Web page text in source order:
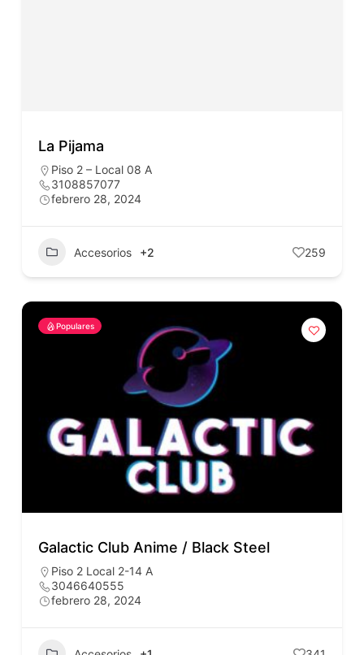
La Pijama
Piso 2 – Local 08 A
3108857077
febrero 28, 2024
Accesorios +2 259
Populares
Galactic Club Anime / Black Steel
Piso 2 Local 2-14 A
3046640555
febrero 28, 2024